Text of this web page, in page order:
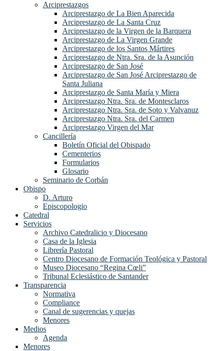
Arciprestazgos
Arciprestazgo de La Bien Aparecida
Arciprestazgo de La Santa Cruz
Arciprestazgo de la Virgen de la Barquera
Arciprestazgo de La Virgen Grande
Arciprestazgo de los Santos Mártires
Arciprestazgo de Ntra. Sra. de la Asunción
Arciprestazgo de San José
Arciprestazgo de San José Arciprestazgo de
Santa Juliana
Arciprestazgo de Santa María y Miera
Arciprestazgo Ntra. Sra. de Montesclaros
Arciprestazgo Ntra. Sra. de Soto y Valvanuz
Arciprestazgo Ntra. Sra. del Carmen
Arciprestazgo Virgen del Mar
Cancillería
Boletín Oficial del Obispado
Cementerios
Formularios
Glosario
Seminario de Corbán
Obispo
D. Arturo
Episcopologio
Catedral
Servicios
Archivo Catedralicio y Diocesano
Casa de la Iglesia
Librería Pastoral
Centro Diocesano de Formación Teológica y Pastoral
Museo Diocesano “Regina Cœli”
Tribunal Eclesiástico de Santander
Transparencia
Normativa
Compliance
Canal de sugerencias y quejas
Menores
Medios
Agenda
Menores